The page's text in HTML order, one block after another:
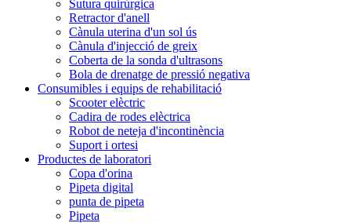
Sutura quirúrgica
Retractor d'anell
Cànula uterina d'un sol ús
Cànula d'injecció de greix
Coberta de la sonda d'ultrasons
Bola de drenatge de pressió negativa
Consumibles i equips de rehabilitació
Scooter elèctric
Cadira de rodes elèctrica
Robot de neteja d'incontinència
Suport i ortesi
Productes de laboratori
Copa d'orina
Pipeta digital
punta de pipeta
Pipeta